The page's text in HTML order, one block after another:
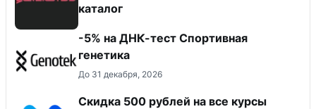
каталог
-5% на ДНК-тест Спортивная
генетика
До 31 декабря, 2026
Скидка 500 рублей на все курсы